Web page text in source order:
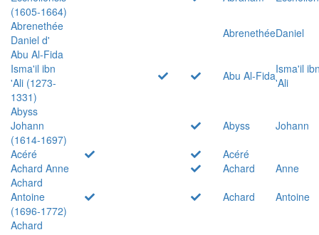
(1605-1664)
Abrenethée
Daniel d'
AbrenethéeDaniel
Abu Al-Fida
Isma'il ibn
'Ali (1273-
1331)
Abu Al-FidaIsma'il
'Ali
Abyss
Johann
(1614-1697)
Abyss
Johann
Acéré
Acéré
Achard Anne
Achard
Anne
Achard
Antoine
(1696-1772)
Achard
Antoine
Achard